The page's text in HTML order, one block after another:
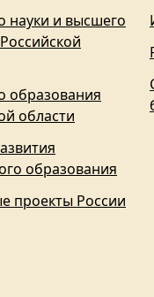
науки и высшего
образования
области
образования
проекты России